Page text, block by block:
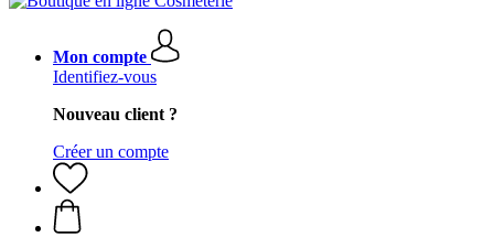
Mon compte
Identifiez-vous
Nouveau client ?
Créer un compte